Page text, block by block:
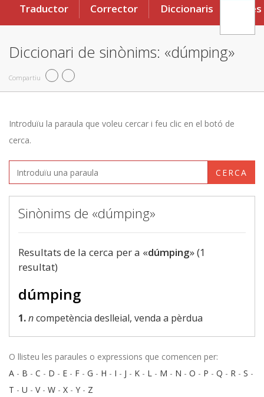
Traductor Corrector Diccionaris Eines
Diccionari de sinònims: «dúmping»
Compartiu
Introduïu la paraula que voleu cercar i feu clic en el botó de
cerca.
CERCA
Sinònims de «dúmping»
Resultats de la cerca per a «dúmping» (1
resultat)
dúmping
1.ncompetència deslleial, venda a pèrdua
O llisteu les paraules o expressions que comencen per:
A - B - C - D - E - F - G - H - I - J - K - L - M - N - O - P - Q - R - S -
T - U - V- W - X - Y - Z